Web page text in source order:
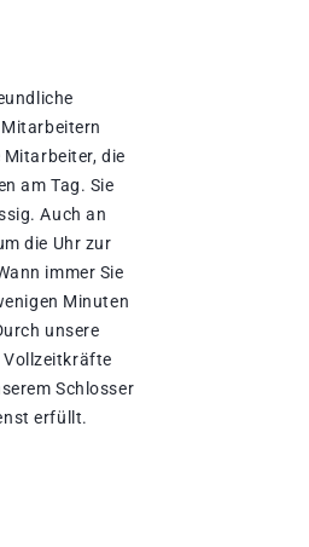
Mitarbeiter, die
am Tag. Sie
Auch an
die Uhr zur
immer Sie
Minuten
unsere
Vollzeitkräfte
Schlosser
erfüllt.